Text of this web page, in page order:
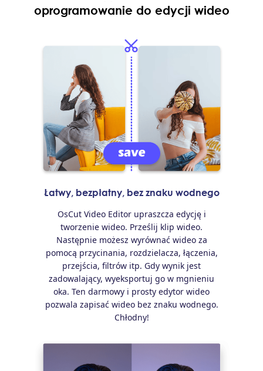
oprogramowanie do edycji wideo
Łatwy, bezpłatny, bez znaku wodnego
OsCut Video Editor upraszcza edycję i
tworzenie wideo. Prześlij klip wideo.
Następnie możesz wyrównać wideo za
pomocą przycinania, rozdzielacza, łączenia,
przejścia, filtrów itp. Gdy wynik jest
zadowalający, wyeksportuj go w mgnieniu
oka. Ten darmowy i prosty edytor wideo
pozwala zapisać wideo bez znaku wodnego.
Chłodny!